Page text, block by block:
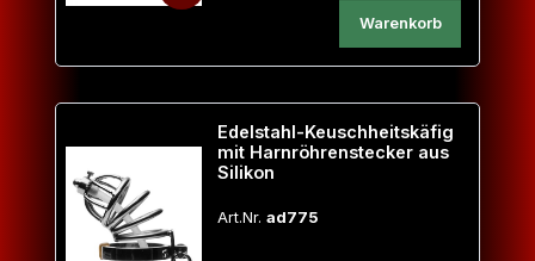
Warenkorb
Edelstahl-Keuschheitskäfig
mit Harnröhrenstecker aus
Silikon
Art.Nr. ad775